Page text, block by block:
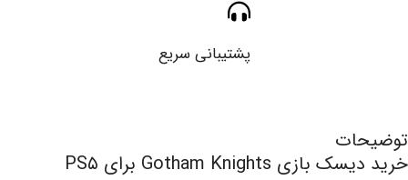
پشتیبانی سریع
توضیحات
خرید دیسک بازی Gotham Knights برای PS۵